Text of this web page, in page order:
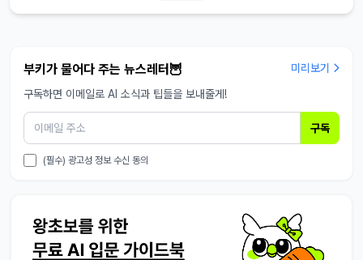
부키가 물어다 주는 뉴스레터🦉
미리보기
구독하면 이메일로 AI 소식과 팁들을 보내줄게!
구독
(필수) 광고성 정보 수신 동의